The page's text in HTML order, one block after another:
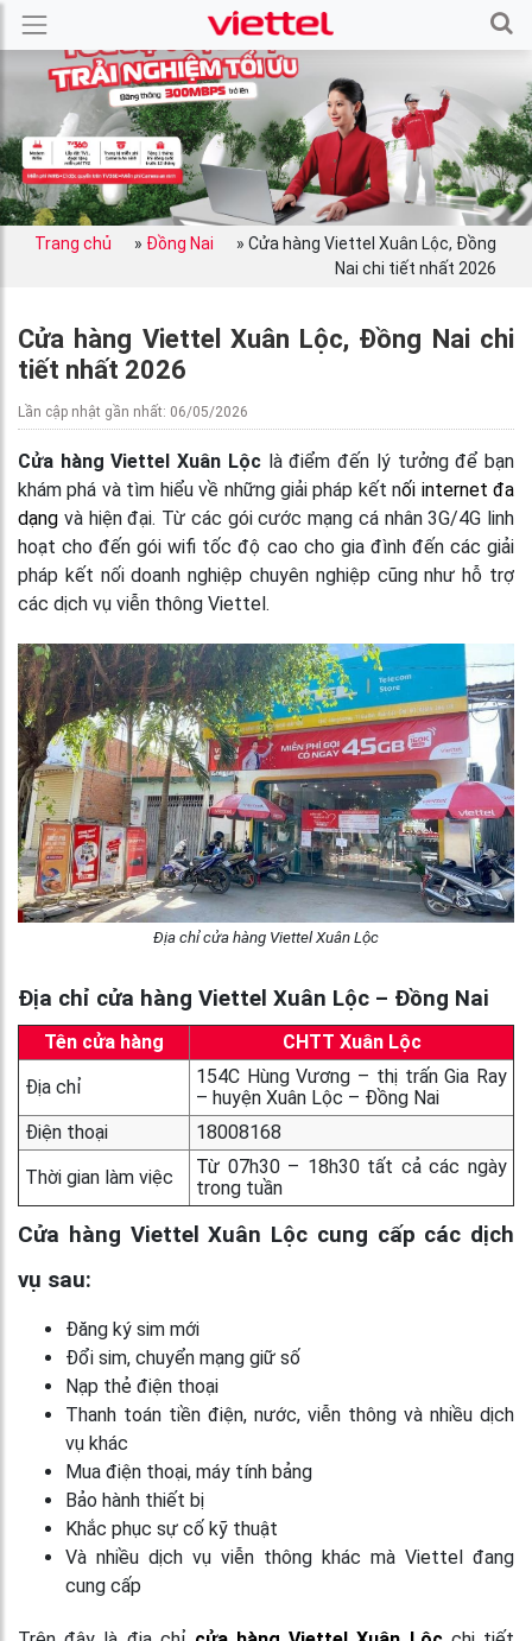
Trang chủ » Đồng Nai » Cửa hàng Viettel Xuân Lộc, Đồng
Nai chi tiết nhất 2026
Cửa hàng Viettel Xuân Lộc, Đồng Nai chi
tiết nhất 2026
Lần cập nhật gần nhất: 06/05/2026
Cửa hàng Viettel Xuân Lộc là điểm đến lý tưởng để bạn
khám phá và tìm hiểu về những giải pháp kết nối internet đa
dạng và hiện đại. Từ các gói cước mạng cá nhân 3G/4G linh
hoạt cho đến gói wifi tốc độ cao cho gia đình đến các giải
pháp kết nối doanh nghiệp chuyên nghiệp cũng như hỗ trợ
các dịch vụ viễn thông Viettel.
Địa chỉ cửa hàng Viettel Xuân Lộc
Địa chỉ cửa hàng Viettel Xuân Lộc – Đồng Nai
Tên cửa hàng
CHTT Xuân Lộc
Địa chỉ
154C Hùng Vương – thị trấn Gia Ray
– huyện Xuân Lộc – Đồng Nai
Điện thoại
18008168
Thời gian làm việc
Từ 07h30 – 18h30 tất cả các ngày
trong tuần
Cửa hàng Viettel Xuân Lộc cung cấp các dịch
vụ sau:
Đăng ký sim mới
Đổi sim, chuyển mạng giữ số
Nạp thẻ điện thoại
Thanh toán tiền điện, nước, viễn thông và nhiều dịch
vụ khác
Mua điện thoại, máy tính bảng
Bảo hành thiết bị
Khắc phục sự cố kỹ thuật
Và nhiều dịch vụ viễn thông khác mà Viettel đang
cung cấp